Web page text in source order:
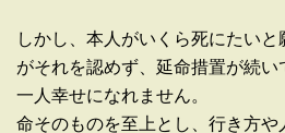
しかし、本人がいくら死にたい
がそれを認めず、延命措置が続
一人幸せになれません。
命そのものを至上とし、行き方